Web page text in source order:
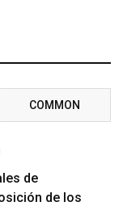
COMMON
de
de los